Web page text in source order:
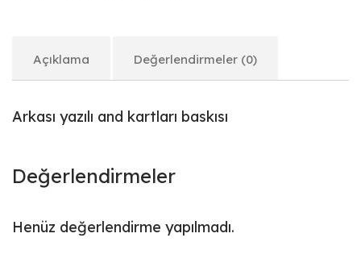
Açıklama Değerlendirmeler (0)
Arkası yazılı and kartları baskısı
Değerlendirmeler
Henüz değerlendirme yapılmadı.